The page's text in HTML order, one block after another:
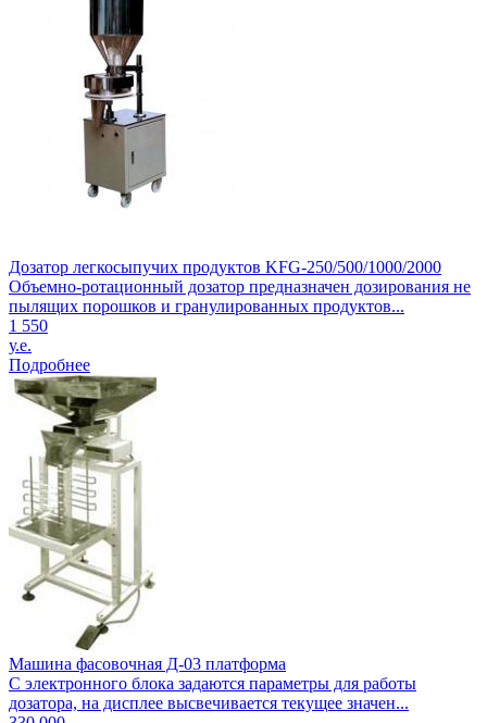
Дозатор легкосыпучих продуктов KFG-250/500/1000/2000
Объемно-ротационный дозатор предназначен дозирования не
пылящих порошков и гранулированных продуктов...
1 550
у.е.
Подробнее
Машина фасовочная Д-03 платформа
С электронного блока задаются параметры для работы
дозатора, на дисплее высвечивается текущее значен...